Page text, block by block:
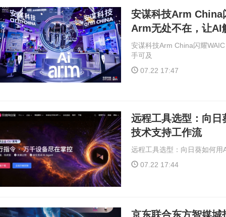
安谋科技Arm China
Arm无处不在，让AI
安谋科技Arm China闪耀
手可及
07.22 17:47
远程工具选型：向
技术支持工作流
远程工具选型：向日葵如何
07.22 17:44
京东联合东方智媒